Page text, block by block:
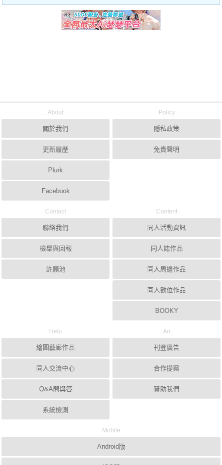
About
關於我們
更新履歷
Plurk
Facebook
Policy
隱私政策
免責聲明
Contact
聯絡我們
檢舉與回報
許願池
Content
同人活動資訊
同人誌作品
同人周邊作品
同人數位作品
BOOKY
Help
繪圖藝廊作品
同人交流中心
Q&A問與答
系統檢測
Ad
刊登廣告
合作提案
贊助我們
Mobile
Android版